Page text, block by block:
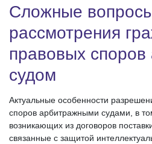
Сложные
рассмотрения
правовых
судом
Актуальные особенности
споров арбитражными судами, в
возникающих из договоров
связанные с защитой